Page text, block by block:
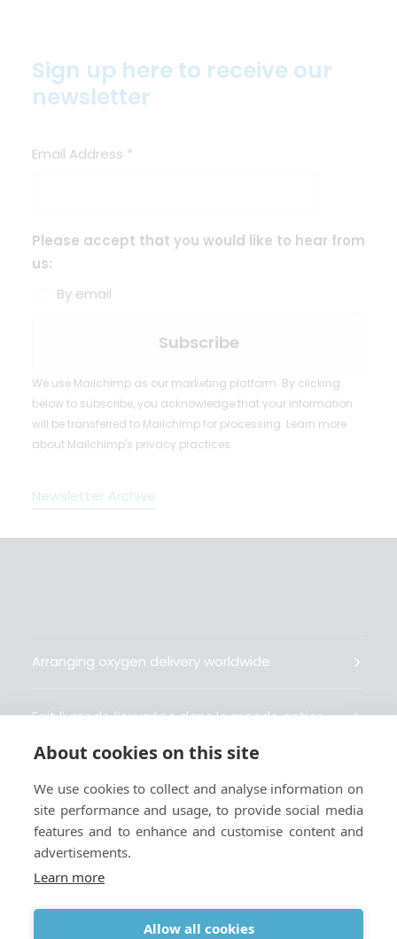
Sign up here to receive our
newsletter
Email Address *
Please accept that you would like to hear from
us:
By email
We use Mailchimp as our marketing platform. By clicking
below to subscribe, you acknowledge that your information
will be transferred to Mailchimp for processing. Learn more
about Mailchimp's privacy practices.
Newsletter Archive
Arranging oxygen delivery worldwide
Fait livrer de l’oxygène dans le monde entier
Gestiona la entrega de oxígeno medicinal en el
mundo
About cookies on this site
We use cookies to collect and analyse information on
site performance and usage, to provide social media
features and to enhance and customise content and
advertisements.
Learn more
Allow all cookies